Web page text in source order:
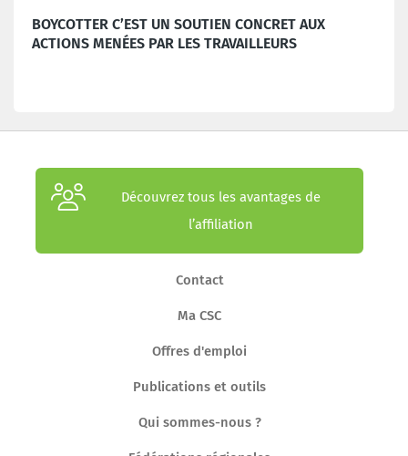
BOYCOTTER C’EST UN SOUTIEN CONCRET AUX
ACTIONS MENÉES PAR LES TRAVAILLEURS
Découvrez tous les avantages de
l’affiliation
Contact
Ma CSC
Offres d'emploi
Publications et outils
Qui sommes-nous ?